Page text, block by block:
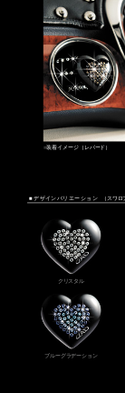
■装着イメージ（レパード）
■ デザインバリエーション （スワ
クリスタル
ブルーグラデーション